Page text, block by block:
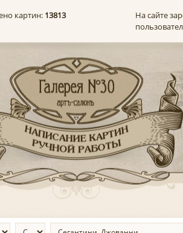
картин: 13813
На сайте